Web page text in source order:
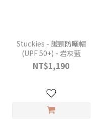
Stuckies - 護頸防曬帽
(UPF 50+) - 岩灰藍
NT$1,190